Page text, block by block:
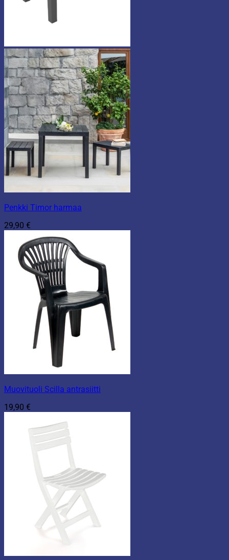
Penkki Timor harmaa
29,90 €
Muovituoli Scilla antrasiitti
19,90 €